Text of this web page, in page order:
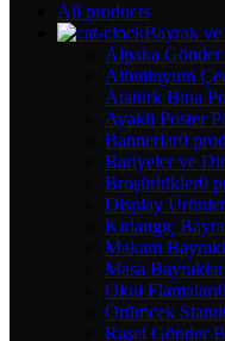
All products
Bayrak
Alpaka
Alüminyum
Atatürk Bina
Ayaklı Poster
Bannerlar0
Bariyeler ve
Broşürlükler0
Display Ürünler
Kırlangıç
Makam
Masa
Okul Flamaları
Örümcek Stand
Raşel Gönder